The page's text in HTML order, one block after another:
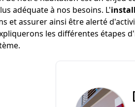
adéquate à nos besoins. L'
et assurer ainsi être alerté
les différentes étapes